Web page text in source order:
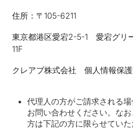
住所：〒105-6211
東京都港区愛宕2-5-1 愛宕グリ
11F
クレアブ株式会社 個人情報保
代理人の方がご請求される
お問い合わせください。な
方は下記の方に限らせていた